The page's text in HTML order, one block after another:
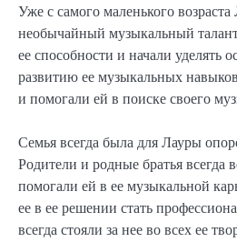
Уже с самого маленького
необычайный музыкальный
ее способности и начали уделять
развитию ее музыкальных
и помогали ей в поиске своего
Семья всегда была для Лауры
Родители и родные братья всегда
помогали ей в ее музыкальной
ее в ее решении стать
всегда стояли за нее во всех ее